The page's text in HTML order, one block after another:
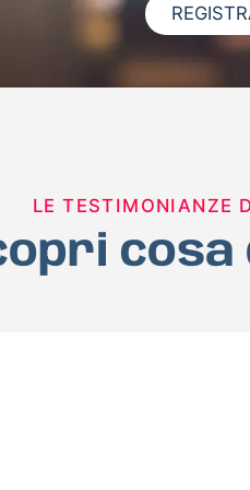
LE TESTIMONIANZE
cosa